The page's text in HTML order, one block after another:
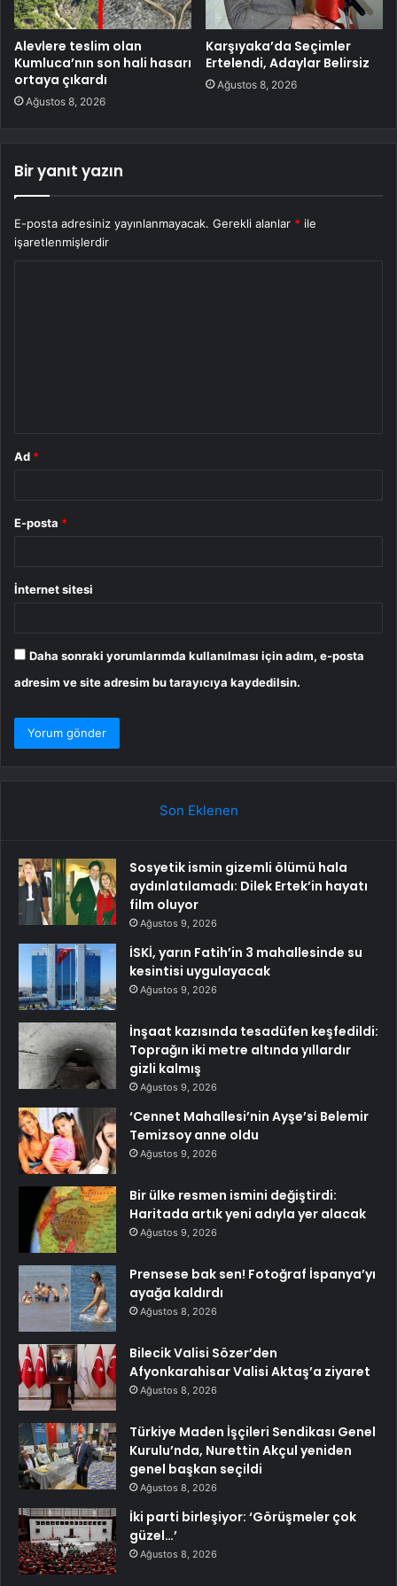
Alevlere teslim olan
Kumluca’nın son hali hasarı
ortaya çıkardı
Ağustos 8, 2026
Karşıyaka’da Seçimler
Ertelendi, Adaylar Belirsiz
Ağustos 8, 2026
Bir yanıt yazın
E-posta adresiniz yayınlanmayacak. Gerekli alanlar * ile
işaretlenmişlerdir
Ad *
E-posta *
İnternet sitesi
Daha sonraki yorumlarımda kullanılması için adım, e-posta
adresim ve site adresim bu tarayıcıya kaydedilsin.
Son Eklenen
Sosyetik ismin gizemli ölümü hala
aydınlatılamadı: Dilek Ertek’in hayatı
film oluyor
Ağustos 9, 2026
İSKİ, yarın Fatih’in 3 mahallesinde su
kesintisi uygulayacak
Ağustos 9, 2026
İnşaat kazısında tesadüfen keşfedildi:
Toprağın iki metre altında yıllardır
gizli kalmış
Ağustos 9, 2026
‘Cennet Mahallesi’nin Ayşe’si Belemir
Temizsoy anne oldu
Ağustos 9, 2026
Bir ülke resmen ismini değiştirdi:
Haritada artık yeni adıyla yer alacak
Ağustos 9, 2026
Prensese bak sen! Fotoğraf İspanya’yı
ayağa kaldırdı
Ağustos 8, 2026
Bilecik Valisi Sözer’den
Afyonkarahisar Valisi Aktaş’a ziyaret
Ağustos 8, 2026
Türkiye Maden İşçileri Sendikası Genel
Kurulu’nda, Nurettin Akçul yeniden
genel başkan seçildi
Ağustos 8, 2026
İki parti birleşiyor: ‘Görüşmeler çok
güzel…’
Ağustos 8, 2026